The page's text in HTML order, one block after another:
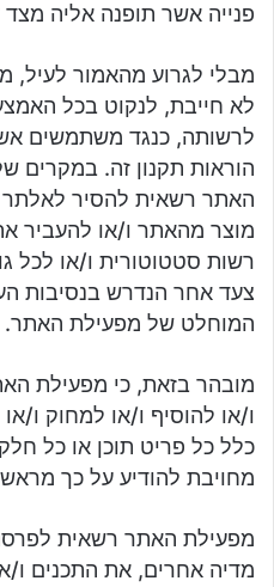
פנייה אשר תופנה אליה
מבלי לגרוע מהאמור
לא חייבת, לנקוט בכל
לרשותה, כנגד משתמשים
הוראות תקנון זה. במקרים
האתר רשאית להסיר לאלתר
מוצר מהאתר ו/או להעביר
רשות סטטוטורית ו/או לכל
צעד אחר הנדרש בנסיבות
המוחלט של מפעילת האתר.
מובהר בזאת, כי מפעילת
ו/או להוסיף ו/או למחוק ו/
כלל כל פריט תוכן או כל
מחויבת להודיע על כך
מפעילת האתר רשאית
מדיה אחרים, את התכנים ו/